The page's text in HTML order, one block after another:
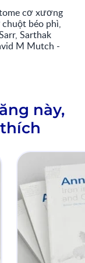
cơ xương
béo phì,
Sarthak
M Mutch -
này,